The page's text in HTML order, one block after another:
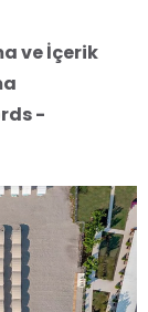
ve İçerik
-